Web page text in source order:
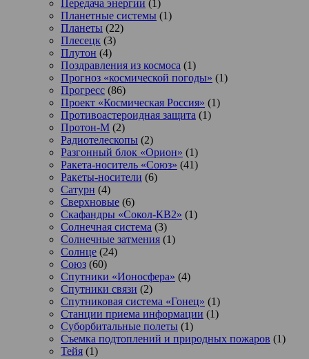
Передача энергии (1)
Планетные системы (1)
Планеты (22)
Плесецк (3)
Плутон (4)
Поздравления из космоса (1)
Прогноз «космической погоды» (1)
Прогресс (86)
Проект «Космическая Россия» (1)
Противоастероидная защита (1)
Протон-М (2)
Радиотелескопы (2)
Разгонный блок «Орион» (1)
Ракета-носитель «Союз» (41)
Ракеты-носители (6)
Сатурн (4)
Сверхновые (6)
Скафандры «Сокол-КВ2» (1)
Солнечная система (3)
Солнечные затмения (1)
Солнце (24)
Союз (60)
Спутники «Ионосфера» (4)
Спутники связи (2)
Спутниковая система «Гонец» (1)
Станции приема информации (1)
Суборбитальные полеты (1)
Съемка подтоплений и природных пожаров (1)
Тейя (1)